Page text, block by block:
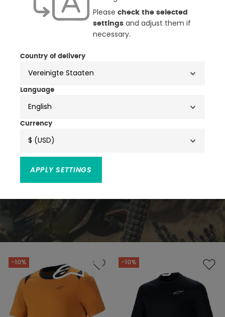
Downhill / MTB
Materialzusammensetzung:
90% Polyamide, 10% Elastane
-10% -10%
Please check the selected
settings and adjust them if
necessary.
Country of delivery
Language
English
Currency
$ (USD)
APPLY SETTINGS